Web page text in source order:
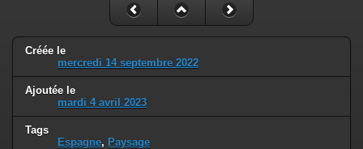
Créée le
mercredi 14 septembre 2022
Ajoutée le
mardi 4 avril 2023
Tags
Espagne, Paysage